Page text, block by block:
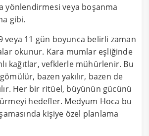
yönlendirmesi veya boşanma
gibi.
veya 11 gün boyunca belirli zaman
okunur. Kara mumlar eşliğinde
kağıtlar, vefklerle mühürlenir. Bu
bazen yakılır, bazen de
Her bir ritüel, büyünün gücünü
hedefler. Medyum Hoca bu
kişiye özel planlama